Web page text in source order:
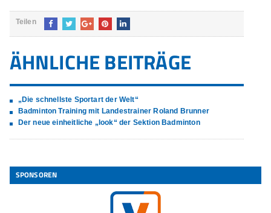
Teilen
ÄHNLICHE BEITRÄGE
„Die schnellste Sportart der Welt“
Badminton Training mit Landestrainer Roland Brunner
Der neue einheitliche „look“ der Sektion Badminton
SPONSOREN